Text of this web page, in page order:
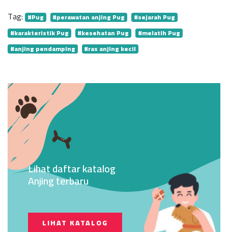
Tag: #Pug #perawatan anjing Pug
#sejarah Pug
#karakteristik Pug
#kesehatan Pug
#melatih Pug
#anjing pendamping
#ras anjing kecil
Lihat daftar katalog
Anjing terbaru
LIHAT KATALOG